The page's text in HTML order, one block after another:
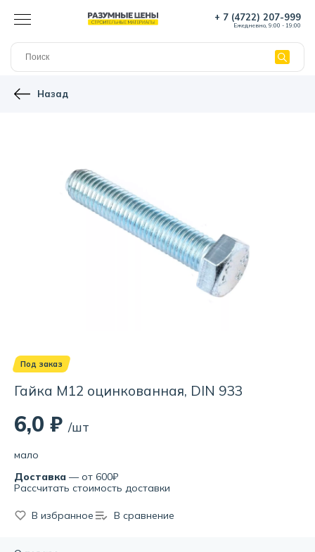
+ 7 (4722) 207-999
Ежедневно, 9:00 - 19:00
Назад
Под заказ
Гайка М12 оцинкованная, DIN 933
6,0 ₽ /шт
мало
Доставка — от 600₽
Рассчитать стоимость доставки
В избранное В сравнение